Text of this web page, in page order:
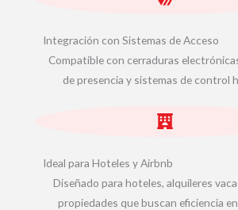
Integración con Sistemas de Acceso
Compatible con cerraduras
de presencia y sistemas de control
Ideal para Hoteles y Airbnb
Diseñado para hoteles, alquileres
propiedades que buscan eficiencia